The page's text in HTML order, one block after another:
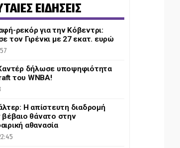
ΕΙΔΗΣΕΙΣ
ρεκόρ για την Κόβεντρι:
τον Γιρένκι με 27 εκατ. ευρώ
δήλωσε υποψηφιότητα
του WNBA!
Η απίστευτη διαδρομή
θάνατο στην
αθανασία